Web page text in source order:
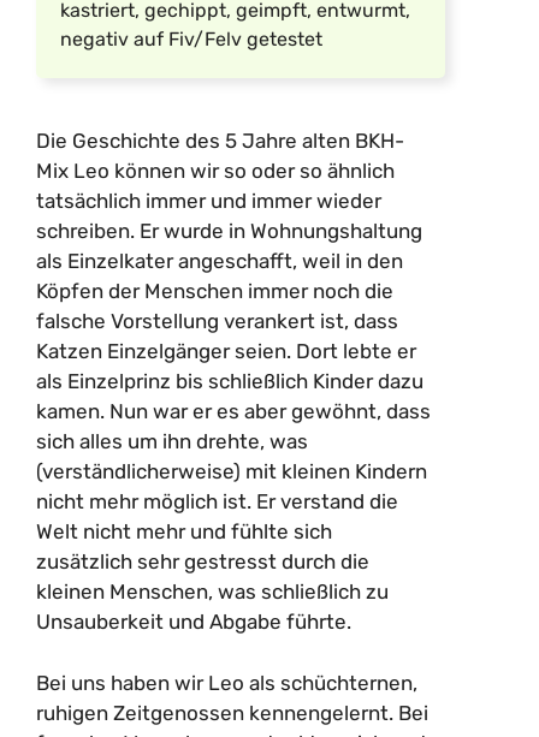
kastriert, gechippt, geimpft, entwurmt,
negativ auf Fiv/Felv getestet
Die Geschichte des 5 Jahre alten BKH-
Mix Leo können wir so oder so ähnlich
tatsächlich immer und immer wieder
schreiben. Er wurde in Wohnungshaltung
als Einzelkater angeschafft, weil in den
Köpfen der Menschen immer noch die
falsche Vorstellung verankert ist, dass
Katzen Einzelgänger seien. Dort lebte er
als Einzelprinz bis schließlich Kinder dazu
kamen. Nun war er es aber gewöhnt, dass
sich alles um ihn drehte, was
(verständlicherweise) mit kleinen Kindern
nicht mehr möglich ist. Er verstand die
Welt nicht mehr und fühlte sich
zusätzlich sehr gestresst durch die
kleinen Menschen, was schließlich zu
Unsauberkeit und Abgabe führte.
Bei uns haben wir Leo als schüchternen,
ruhigen Zeitgenossen kennengelernt. Bei